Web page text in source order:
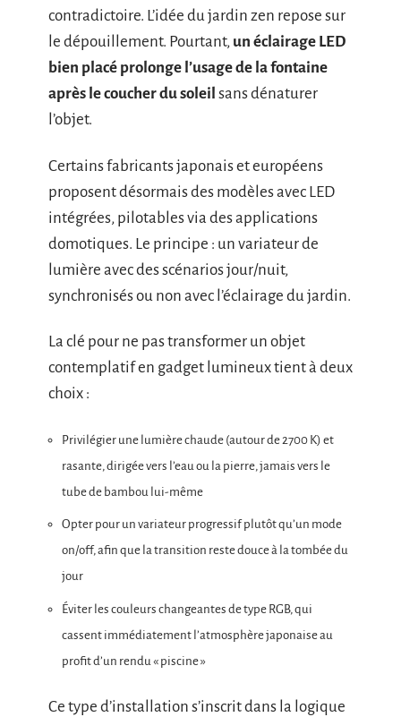
contradictoire. L’idée du jardin zen repose sur
le dépouillement. Pourtant, un éclairage LED
bien placé prolonge l’usage de la fontaine
après le coucher du soleil sans dénaturer
l’objet.
Certains fabricants japonais et européens
proposent désormais des modèles avec LED
intégrées, pilotables via des applications
domotiques. Le principe : un variateur de
lumière avec des scénarios jour/nuit,
synchronisés ou non avec l’éclairage du jardin.
La clé pour ne pas transformer un objet
contemplatif en gadget lumineux tient à deux
choix :
Privilégier une lumière chaude (autour de 2700 K) et
rasante, dirigée vers l’eau ou la pierre, jamais vers le
tube de bambou lui-même
Opter pour un variateur progressif plutôt qu’un mode
on/off, afin que la transition reste douce à la tombée du
jour
Éviter les couleurs changeantes de type RGB, qui
cassent immédiatement l’atmosphère japonaise au
profit d’un rendu « piscine »
Ce type d’installation s’inscrit dans la logique